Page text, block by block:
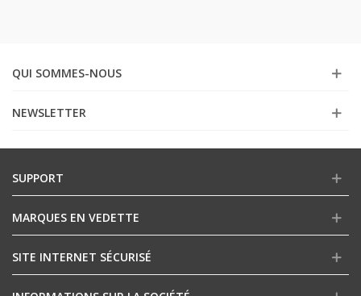
QUI SOMMES-NOUS
NEWSLETTER
SUPPORT
MARQUES EN VEDETTE
SITE INTERNET SÉCURISÉ